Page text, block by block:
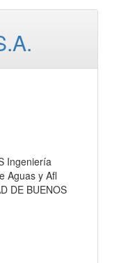
Ingeniería
Aguas y Afl
DE BUENOS